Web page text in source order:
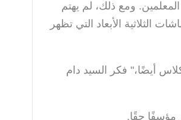
ومع ذلك، لم يهتم
الأبعاد التي تظهر
أيضًا،" فكر السيد دام
مؤسفًا حقًا.